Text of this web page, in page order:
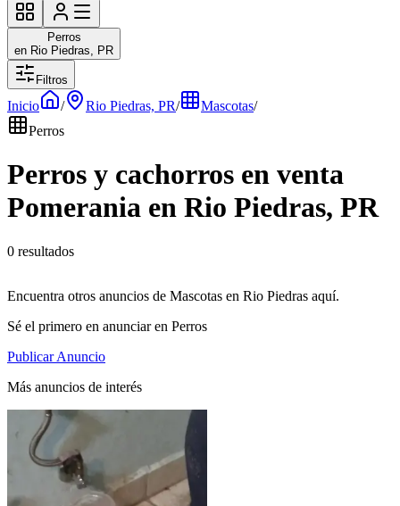
Perros
en Rio Piedras, PR
Filtros
Inicio / Rio Piedras, PR/ Mascotas/
Perros
Perros y cachorros en venta
Pomerania en Rio Piedras, PR
0 resultados
Encuentra otros anuncios de Mascotas en Rio Piedras aquí.
Sé el primero en anunciar en Perros
Publicar Anuncio
Más anuncios de interés